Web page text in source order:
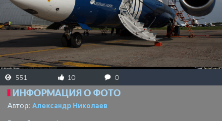
ЗАРЕГИСТРИРОВАТЬСЯ
551 10 0
ИНФОРМАЦИЯ О ФОТО
Автор: Александр Николаев